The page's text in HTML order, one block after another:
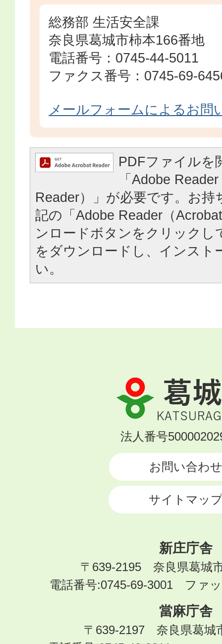
総務部 生活安全課
奈良県葛城市柿本166番地
電話番号：0745-44-5011
ファクス番号：0745-69-
メールフォームによるお問
PDFファイルを
「Adobe
Reader）」が必要です。お持
記の「Adobe Reader（
ンロードボタンをクリックし
をダウンロードし、インスト
い。
葛
城
市
KATSURAGI
法人番号
お問い合わせ
サイトマッ
新庄庁舎
〒639-2195 奈良県葛城
電話番号:0745-69-3001 ファ
當麻庁舎
〒639-2197 奈良県葛城